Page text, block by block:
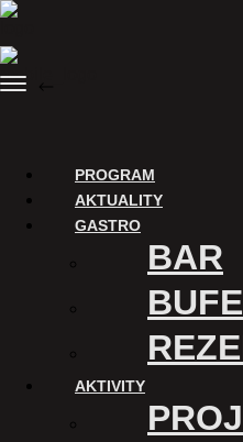
Skip
content
Menu
PROGRAM
AKTUALITY
GASTRO
BAR
AKTIVITY